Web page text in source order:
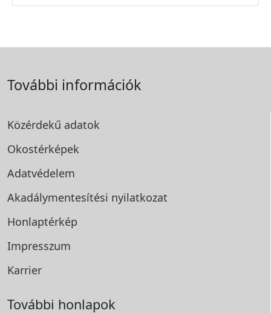
További információk
Közérdekű adatok
Okostérképek
Adatvédelem
Akadálymentesítési nyilatkozat
Honlaptérkép
Impresszum
Karrier
További honlapok